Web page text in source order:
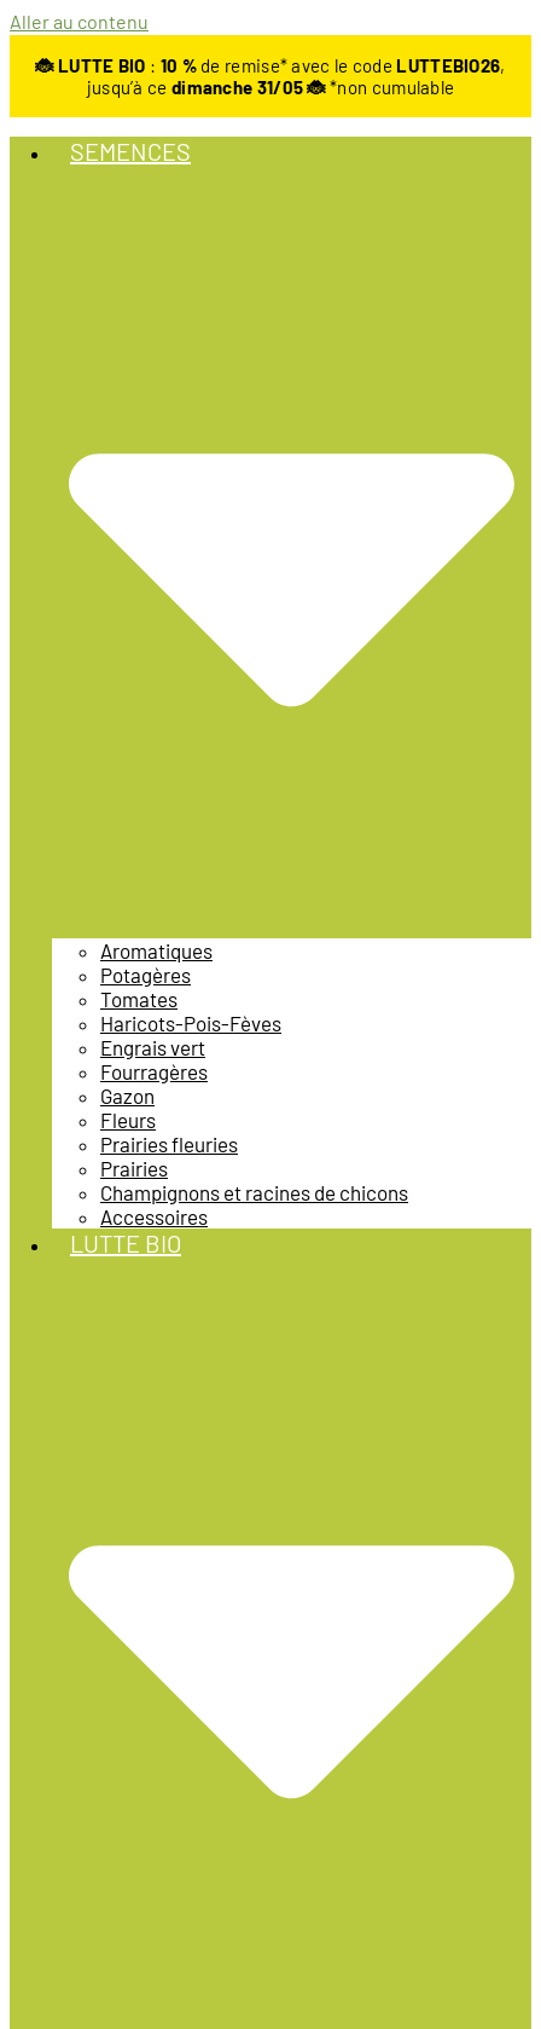
Aller au contenu
🐞 LUTTE BIO : 10 %de remise* avec le code LUTTEBIO26,
jusqu’à ce dimanche 31/05 🐞*non cumulable
SEMENCES
Aromatiques
Potagères
Tomates
Haricots-Pois-Fèves
Engrais vert
Fourragères
Gazon
Fleurs
Prairies fleuries
Prairies
Champignons et racines de chicons
Accessoires
LUTTE BIO